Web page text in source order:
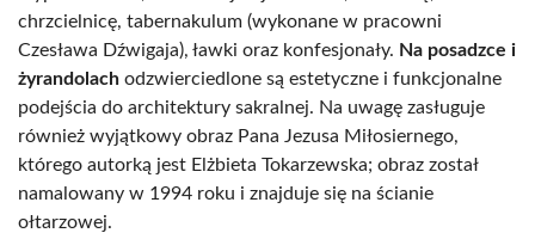
chrzcielnicę, tabernakulum (wykonane w pracowni
Czesława Dźwigaja), ławki oraz konfesjonały. Na posadzce i
żyrandolach odzwierciedlone są estetyczne i funkcjonalne
podejścia do architektury sakralnej. Na uwagę zasługuje
również wyjątkowy obraz Pana Jezusa Miłosiernego,
którego autorką jest Elżbieta Tokarzewska; obraz został
namalowany w 1994 roku i znajduje się na ścianie
ołtarzowej.